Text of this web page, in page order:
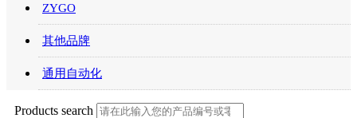
ZYGO
其他品牌
通用自动化
Products search